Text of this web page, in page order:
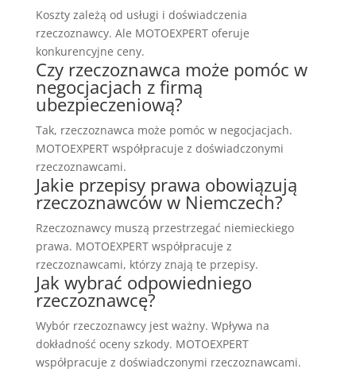
Koszty zależą od usługi i doświadczenia
rzeczoznawcy. Ale MOTOEXPERT oferuje
konkurencyjne ceny.
Czy rzeczoznawca może pomóc w
negocjacjach z firmą
ubezpieczeniową?
Tak, rzeczoznawca może pomóc w negocjacjach.
MOTOEXPERT współpracuje z doświadczonymi
rzeczoznawcami.
Jakie przepisy prawa obowiązują
rzeczoznawców w Niemczech?
Rzeczoznawcy muszą przestrzegać niemieckiego
prawa. MOTOEXPERT współpracuje z
rzeczoznawcami, którzy znają te przepisy.
Jak wybrać odpowiedniego
rzeczoznawcę?
Wybór rzeczoznawcy jest ważny. Wpływa na
dokładność oceny szkody. MOTOEXPERT
współpracuje z doświadczonymi rzeczoznawcami.